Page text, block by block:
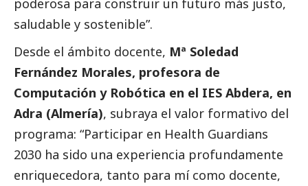
poderosa para construir un futuro más justo,
saludable y sostenible”.
Desde el ámbito docente, Mª Soledad
Fernández Morales, profesora de
Computación y Robótica en el IES Abdera, en
Adra (Almería), subraya el valor formativo del
programa: “Participar en Health Guardians
2030 ha sido una experiencia profundamente
enriquecedora, tanto para mí como docente,